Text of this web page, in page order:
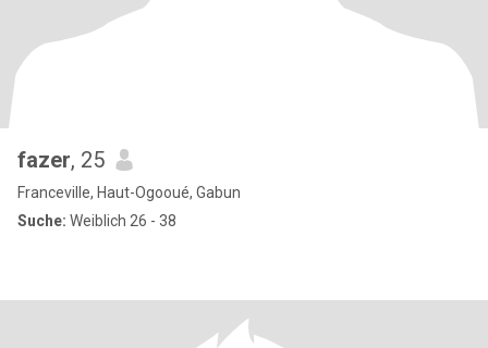
fazer, 25
Franceville, Haut-Ogooué, Gabun
Suche: Weiblich 26 - 38